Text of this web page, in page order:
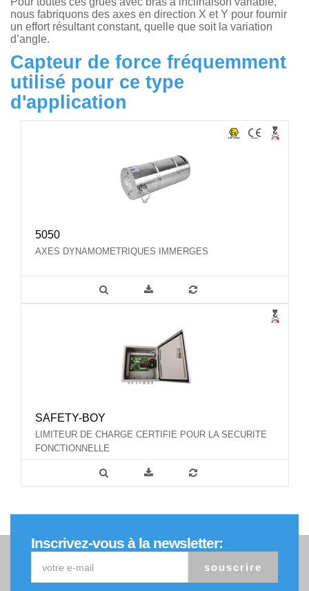
nous fabriquons des axes en direction X et Y pour fournir
un effort résultant constant, quelle que soit la variation
d’angle.
Capteur de force fréquemment
utilisé pour ce type
d'application
5050
AXES DYNAMOMETRIQUES IMMERGES
SAFETY-BOY
LIMITEUR DE CHARGE CERTIFIE POUR LA SECURITE
FONCTIONNELLE
Inscrivez-vous à la newsletter:
souscrire